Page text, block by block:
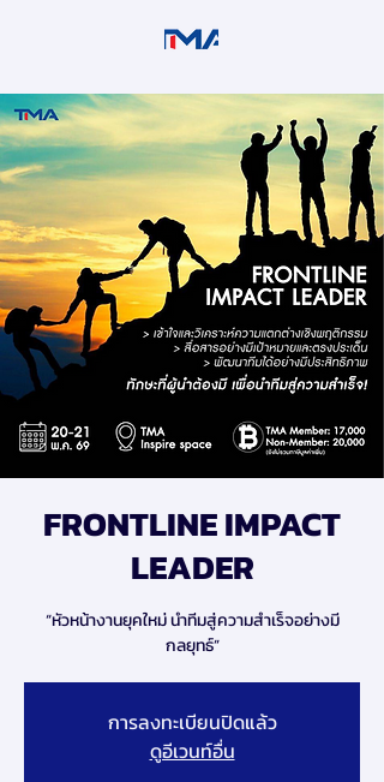
FRONTLINE IMPACT
LEADER
“หัวหน้างานยุคใหม่ นำทีมสู่ความสำเร็จอย่างมี
กลยุทธ์”
การลงทะเบียนปิดแล้ว
ดูอีเวนท์อื่น